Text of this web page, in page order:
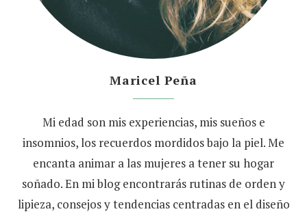
Maricel Peña
Mi edad son mis experiencias, mis sueños e
insomnios, los recuerdos mordidos bajo la piel. Me
encanta animar a las mujeres a tener su hogar
soñado. En mi blog encontrarás rutinas de orden y
lipieza, consejos y tendencias centradas en el diseño